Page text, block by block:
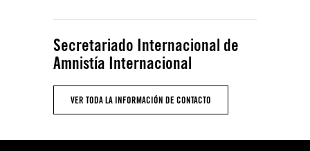
Secretariado Internacional de
Amnistía Internacional
VER TODA LA INFORMACIÓN DE CONTACTO